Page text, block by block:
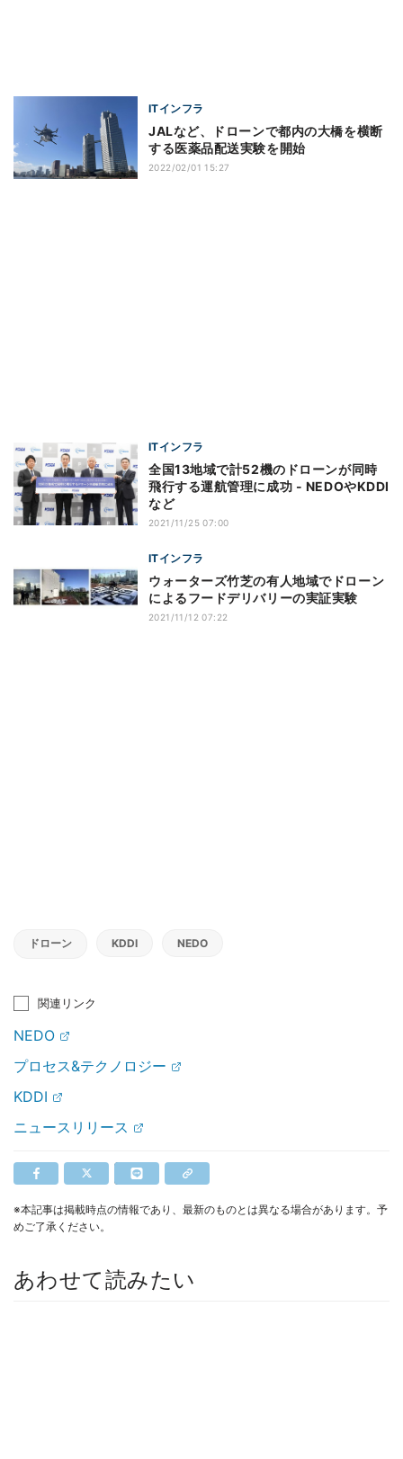
ITインフラ
JALなど、ドローンで都内の大橋を横断
する医薬品配送実験を開始
2022/02/01 15:27
ITインフラ
全国13地域で計52機のドローンが同時
飛行する運航管理に成功 - NEDOやKDDI
など
2021/11/25 07:00
ITインフラ
ウォーターズ竹芝の有人地域でドローン
によるフードデリバリーの実証実験
2021/11/12 07:22
ドローン KDDI NEDO
関連リンク
NEDO
プロセス&テクノロジー
KDDI
ニュースリリース
※本記事は掲載時点の情報であり、最新のものとは異なる場合があります。予
めご了承ください。
あわせて読みたい